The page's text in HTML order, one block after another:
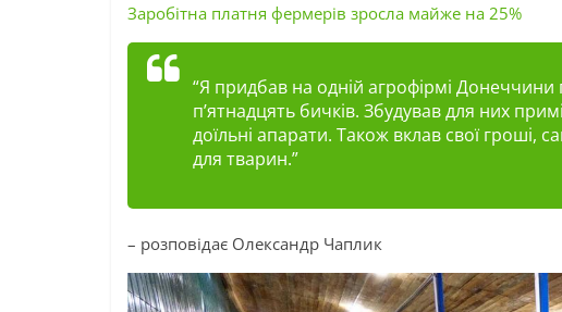
Заробітна платня фермерів зросла майже на 25%
“Я придбав на одній агрофірмі Донеччини
п’ятнадцять бичків. Збудував для них
доїльні апарати. Також вклав свої гроші,
для тварин.”
– розповідає Олександр Чаплик